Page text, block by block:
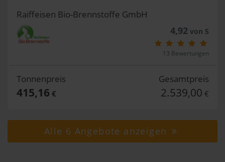
Raiffeisen Bio-Brennstoffe GmbH
4,92von 5
13 Bewertungen
Tonnenpreis
415,16 €
Gesamtpreis
2.539,00 €
Alle 6 Angebote anzeigen